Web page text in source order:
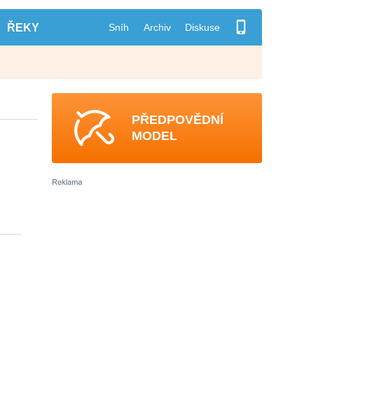
ŘEKY Sníh Archiv Diskuse
PŘEDPOVĚDNÍ
MODEL